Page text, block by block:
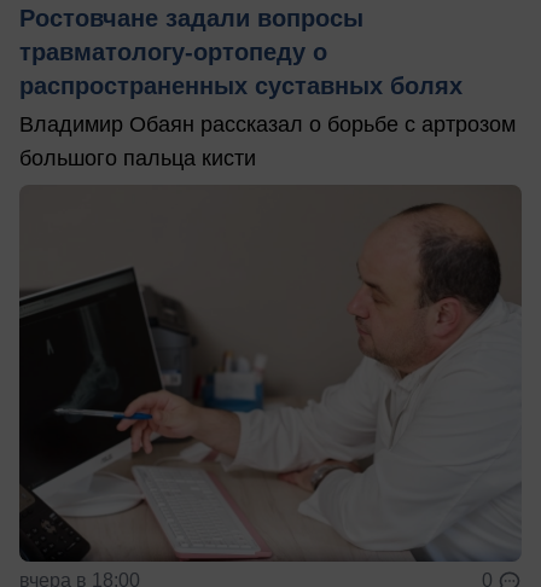
Ростовчане задали вопросы
травматологу-ортопеду о
распространенных суставных болях
Владимир Обаян рассказал о борьбе с артрозом
большого пальца кисти
вчера в 18:00 0